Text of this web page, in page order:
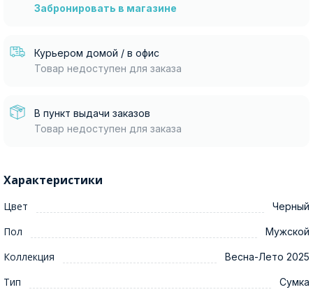
Забронировать в магазине
Курьером домой / в офис
Товар недоступен для заказа
В пункт выдачи заказов
Товар недоступен для заказа
Характеристики
Цвет Черный
Пол Мужской
Коллекция Весна-Лето 2025
Тип Сумка